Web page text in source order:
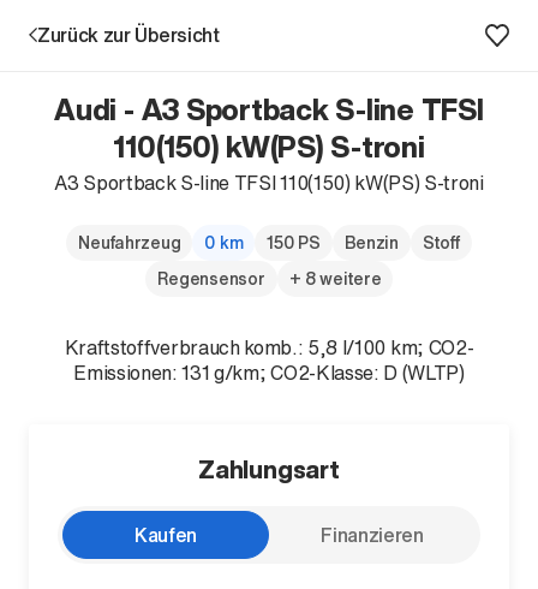
Aktion
News
Zurück zur Übersicht
Audi - A3 Sportback S-line TFSI
110(150) kW(PS) S-troni
A3 Sportback S-line TFSI 110(150) kW(PS) S-troni
Neufahrzeug 0 km 150 PS Benzin
Stoff
Regensensor
+ 8 weitere
Kraftstoffverbrauch komb.: 5,8 l/100 km; CO2-
Emissionen: 131 g/km; CO2-Klasse: D (WLTP)
Zahlungsart
Kaufen Finanzieren